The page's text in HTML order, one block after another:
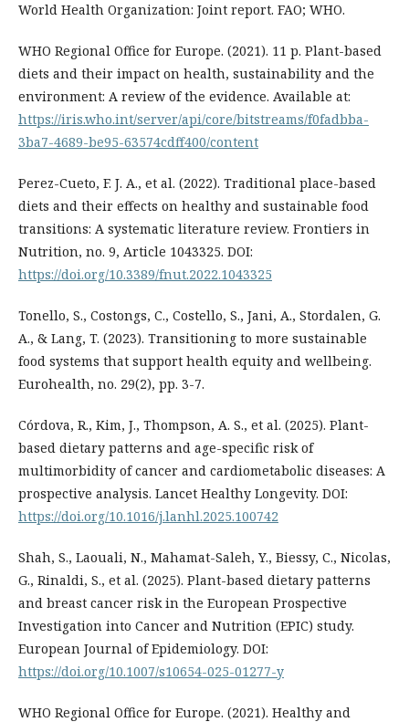
World Health Organization: Joint report. FAO; WHO.
WHO Regional Office for Europe. (2021). 11 p. Plant-based
diets and their impact on health, sustainability and the
environment: A review of the evidence. Available at:
https://iris.who.int/server/api/core/bitstreams/f0fadbba-
3ba7-4689-be95-63574cdff400/content
Perez-Cueto, F. J. A., et al. (2022). Traditional place-based
diets and their effects on healthy and sustainable food
transitions: A systematic literature review. Frontiers in
Nutrition, no. 9, Article 1043325. DOI:
https://doi.org/10.3389/fnut.2022.1043325
Tonello, S., Costongs, C., Costello, S., Jani, A., Stordalen, G.
A., & Lang, T. (2023). Transitioning to more sustainable
food systems that support health equity and wellbeing.
Eurohealth, no. 29(2), pp. 3-7.
Córdova, R., Kim, J., Thompson, A. S., et al. (2025). Plant-
based dietary patterns and age-specific risk of
multimorbidity of cancer and cardiometabolic diseases: A
prospective analysis. Lancet Healthy Longevity. DOI:
https://doi.org/10.1016/j.lanhl.2025.100742
Shah, S., Laouali, N., Mahamat-Saleh, Y., Biessy, C., Nicolas,
G., Rinaldi, S., et al. (2025). Plant-based dietary patterns
and breast cancer risk in the European Prospective
Investigation into Cancer and Nutrition (EPIC) study.
European Journal of Epidemiology. DOI:
https://doi.org/10.1007/s10654-025-01277-y
WHO Regional Office for Europe. (2021). Healthy and